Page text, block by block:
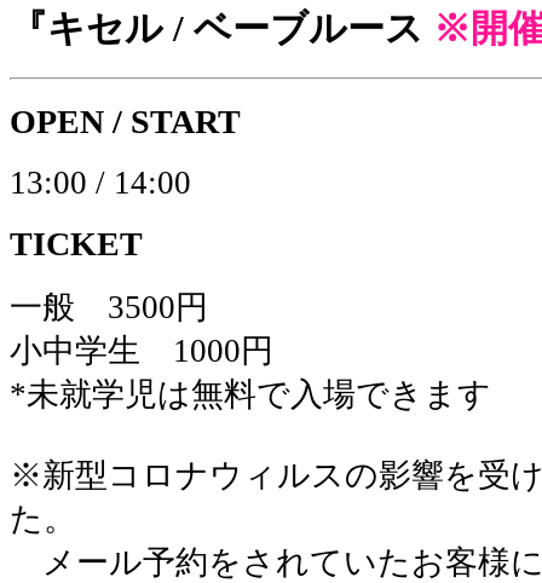
『キセル / ベーブルース ※開
OPEN / START
13:00 / 14:00
TICKET
一般 3500円
小中学生 1000円
*未就学児は無料で入場できます
※新型コロナウィルスの影響を受
た。
メール予約をされていたお客様